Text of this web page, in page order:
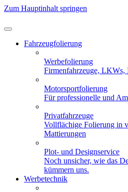
Zum Hauptinhalt springen
Fahrzeugfolierung
Werbefolierung
Firmenfahrzeuge, LKWs,
Motorsportfolierung
Für professionelle und
Privatfahrzeuge
Vollflächige Folierung in
Mattierungen
Plot- und Designservice
Noch unsicher, wie das
kümmern uns.
Werbetechnik